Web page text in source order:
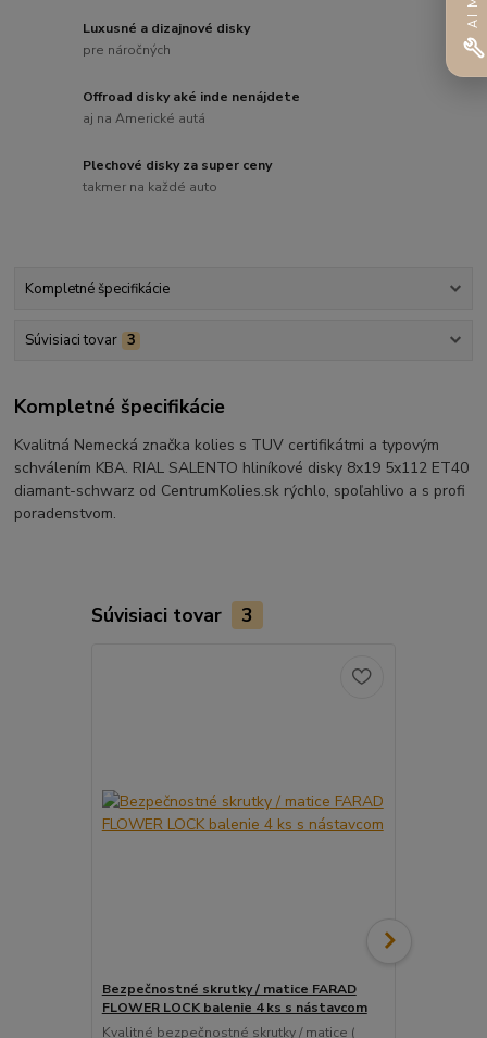
Luxusné a dizajnové disky
pre náročných
Offroad disky aké inde nenájdete
aj na Americké autá
Plechové disky za super ceny
takmer na každé auto
Kompletné špecifikácie
Súvisiaci tovar 3
Kompletné špecifikácie
Kvalitná Nemecká značka kolies s TUV certifikátmi a typovým
schválením KBA. RIAL SALENTO hliníkové disky 8x19 5x112 ET40
diamant-schwarz od CentrumKolies.sk rýchlo, spoľahlivo a s profi
poradenstvom.
Súvisiaci tovar 3
Bezpečnostné skrutky / matice FARAD
FLOWER LOCK balenie 4 ks s nástavcom
Kvalitné bezpečnostné skrutky / matice (